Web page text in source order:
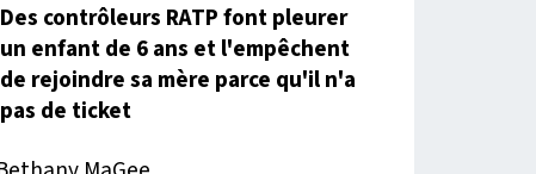
Des contrôleurs RATP font pleurer
un enfant de 6 ans et l'empêchent
de rejoindre sa mère parce qu'il n'a
pas de ticket